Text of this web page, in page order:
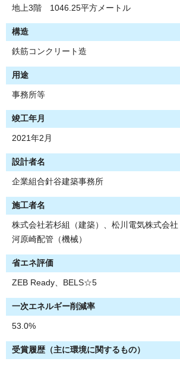
地上3階 1046.25平方メートル
構造
鉄筋コンクリート造
用途
事務所等
竣工年月
2021年2月
設計者名
企業組合針谷建築事務所
施工者名
株式会社若杉組（建築）、松川電気株式会
河原崎配管（機械）
省エネ評価
ZEB Ready、BELS☆5
一次エネルギー削減率
53.0%
受賞履歴（主に環境に関するもの）